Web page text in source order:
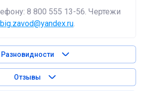
8 800 555 13-56. Чертежи
big.zavod@yandex.ru
Разновидности
Отзывы